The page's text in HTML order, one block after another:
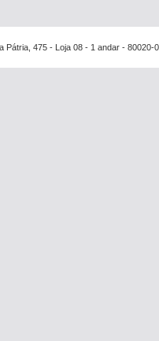
Pátria, 475 - Loja 08 - 1 andar - 80020-